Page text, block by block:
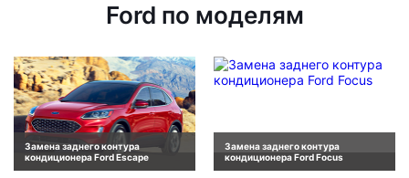
Ford по моделям
Замена заднего контура
кондиционера Ford Escape
Замена заднего контура
кондиционера Ford Focus